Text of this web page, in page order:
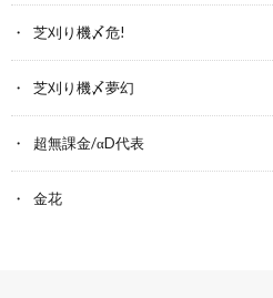
芝刈り機〆危!
芝刈り機〆夢幻
超無課金/αD代表
金花